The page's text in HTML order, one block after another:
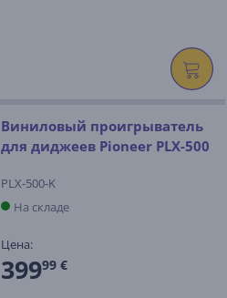
Виниловый проигрыватель
для диджеев Pioneer PLX-500
PLX-500-K
На складе
Цена:
39999 €